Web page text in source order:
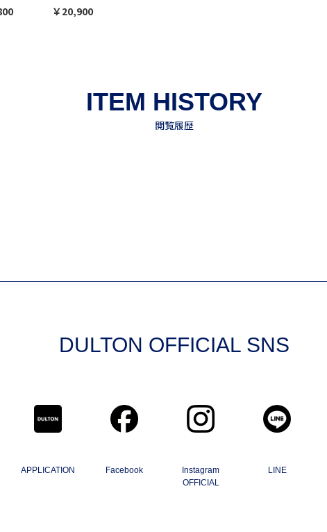
￥20,900
DULTON OFFICIAL SNS
APPLICATION Facebook
Instagram
OFFICIAL
LINE